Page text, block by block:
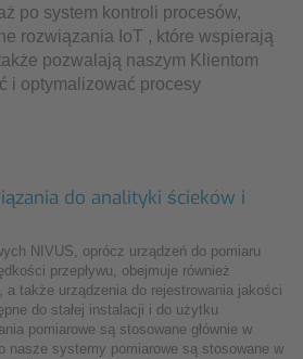
po system kontroli procesów,
rozwiązania IoT , które wspierają
pozwalają naszym Klientom
i optymalizować procesy
do analityki ścieków i
NIVUS, oprócz urządzeń do pomiaru
przepływu, obejmuje również
a także urządzenia do rejestrowania jakości
do stałej instalacji i do użytku
pomiarowe są stosowane głównie w
nasze systemy pomiarowe są stosowane w